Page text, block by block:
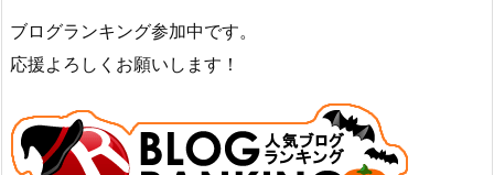
ブログランキング参加中です。
応援よろしくお願いします！